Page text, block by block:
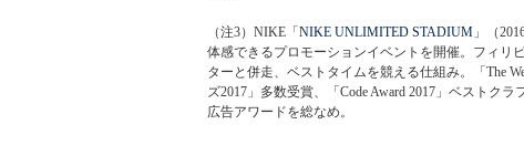
（注3）NIKE「 NIKE UNLIMITED STADIUM 」（
体感できるプロモーションイベントを開催。フィリ
ターと併走、ベストタイムを競える仕組み。「The
ズ2017」多数受賞、「Code Award 2017」ベストク
広告アワードを総なめ。